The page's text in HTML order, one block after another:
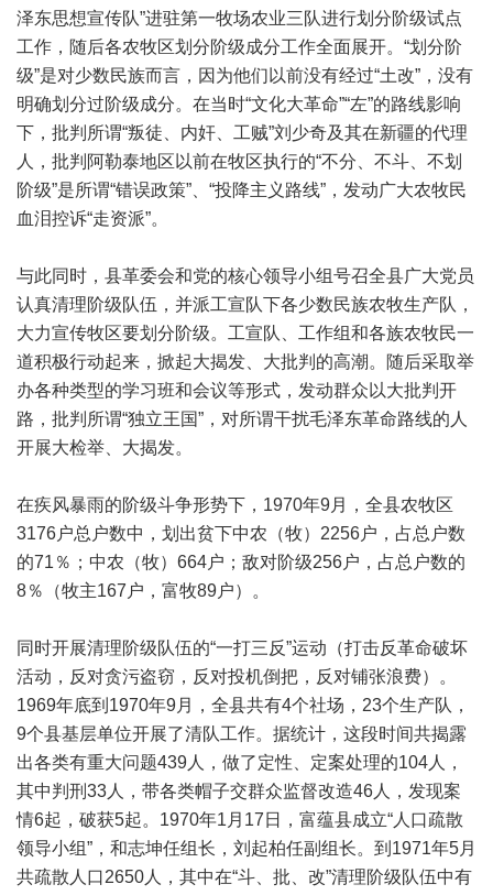
泽东思想宣传队”进驻第一牧场农业三队进行划分阶级试点
工作，随后各农牧区划分阶级成分工作全面展开。“划分阶
级”是对少数民族而言，因为他们以前没有经过“土改”，没有
明确划分过阶级成分。在当时“文化大革命”“左”的路线影响
下，批判所谓“叛徒、内奸、工贼”刘少奇及其在新疆的代理
人，批判阿勒泰地区以前在牧区执行的“不分、不斗、不划
阶级”是所谓“错误政策”、“投降主义路线”，发动广大农牧民
血泪控诉“走资派”。
与此同时，县革委会和党的核心领导小组号召全县广大党员
认真清理阶级队伍，并派工宣队下各少数民族农牧生产队，
大力宣传牧区要划分阶级。工宣队、工作组和各族农牧民一
道积极行动起来，掀起大揭发、大批判的高潮。随后采取举
办各种类型的学习班和会议等形式，发动群众以大批判开
路，批判所谓“独立王国”，对所谓干扰毛泽东革命路线的人
开展大检举、大揭发。
在疾风暴雨的阶级斗争形势下，1970年9月，全县农牧区
3176户总户数中，划出贫下中农（牧）2256户，占总户数
的71％；中农（牧）664户；敌对阶级256户，占总户数的
8％（牧主167户，富牧89户）。
同时开展清理阶级队伍的“一打三反”运动（打击反革命破坏
活动，反对贪污盗窃，反对投机倒把，反对铺张浪费）。
1969年底到1970年9月，全县共有4个社场，23个生产队，
9个县基层单位开展了清队工作。据统计，这段时间共揭露
出各类有重大问题439人，做了定性、定案处理的104人，
其中判刑33人，带各类帽子交群众监督改造46人，发现案
情6起，破获5起。1970年1月17日，富蕴县成立“人口疏散
领导小组”，和志坤任组长，刘起柏任副组长。到1971年5月
共疏散人口2650人，其中在“斗、批、改”清理阶级队伍中有